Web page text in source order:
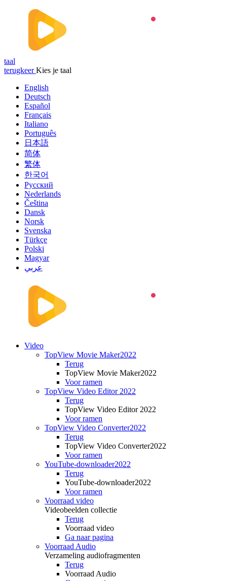
taal
terugkeer Kies je taal
English
Deutsch
Español
Français
Italiano
Português
日本語
简体
繁体
한국어
Русский
Nederlands
Čeština
Dansk
Norsk
Svenska
Türkçe
Polski
Magyar
عربي
Video
TopView Movie Maker2022
Terug
TopView Movie Maker2022
Voor ramen
TopView Video Editor 2022
Terug
TopView Video Editor 2022
Voor ramen
TopView Video Converter2022
Terug
TopView Video Converter2022
Voor ramen
YouTube-downloader2022
Terug
YouTube-downloader2022
Voor ramen
Voorraad video
Videobeelden collectie
Terug
Voorraad video
Ga naar pagina
Voorraad Audio
Verzameling audiofragmenten
Terug
Voorraad Audio